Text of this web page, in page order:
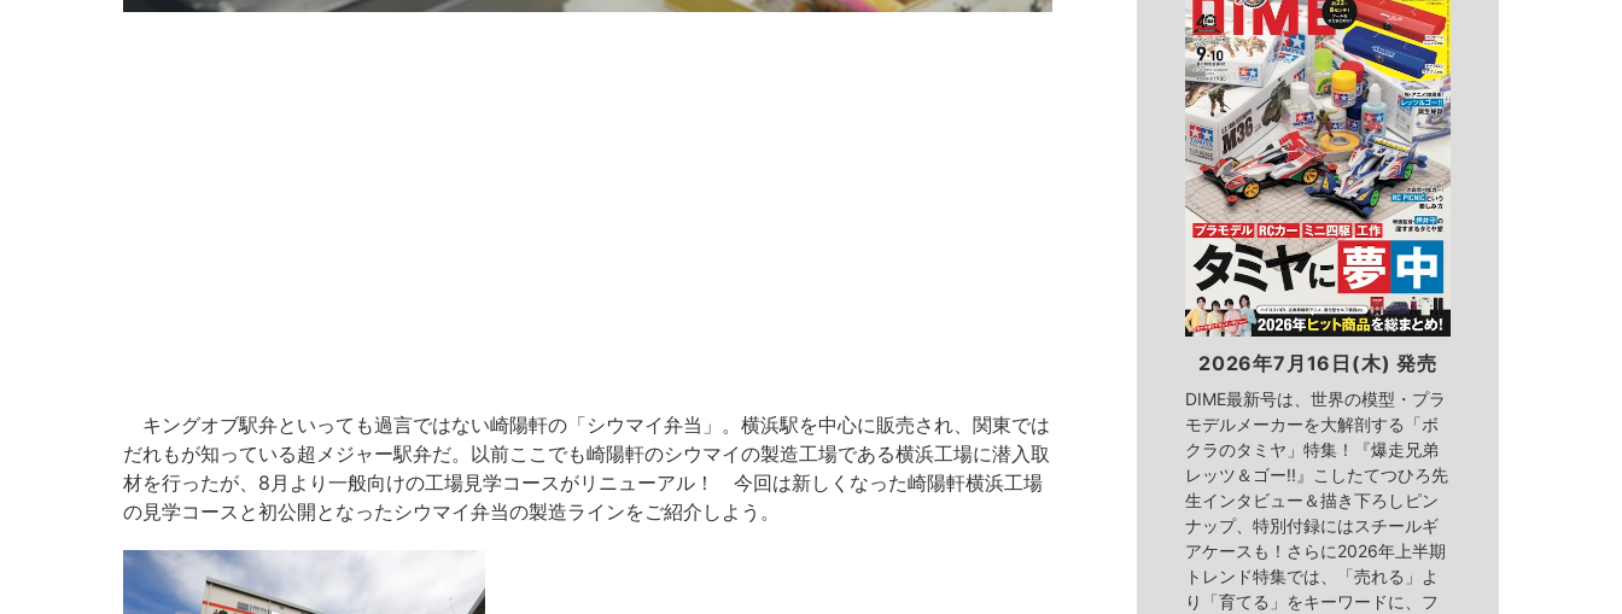
キングオブ駅弁といっても過言ではない崎陽軒の「シウマイ弁当」。横浜駅を中心に販売され、関東では
だれもが知っている超メジャー駅弁だ。以前ここでも崎陽軒のシウマイの製造工場である横浜工場に潜入取
材を行ったが、8月より一般向けの工場見学コースがリニューアル！ 今回は新しくなった崎陽軒横浜工場
の見学コースと初公開となったシウマイ弁当の製造ラインをご紹介しよう。
2026年7月16日(木) 発売
DIME最新号は、世界の模型・プラ
モデルメーカーを大解剖する「ボ
クラのタミヤ」特集！『爆走兄弟
レッツ＆ゴー!!』こしたてつひろ先
生インタビュー＆描き下ろしピン
ナップ、特別付録にはスチールギ
アケースも！さらに2026年上半期
トレンド特集では、「売れる」よ
り「育てる」をキーワードに、フ